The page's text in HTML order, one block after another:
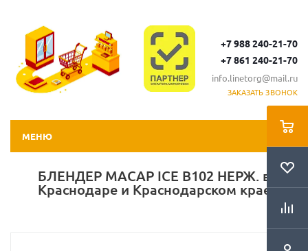
+7 988 240-21-70
+7 861 240-21-70
info.linetorg@mail.ru
ЗАКАЗАТЬ ЗВОНОК
МЕНЮ
БЛЕНДЕР MACAP ICE B102 НЕРЖ. в
Краснодаре и Краснодарском крае